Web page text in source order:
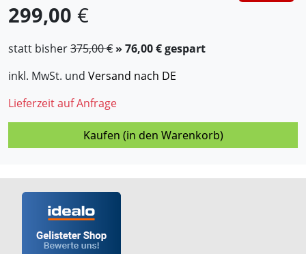
299,00 €
statt bisher375,00 € » 76,00 € gespart
inkl. MwSt. und Versand nach DE
Lieferzeit auf Anfrage
Kaufen (in den Warenkorb)